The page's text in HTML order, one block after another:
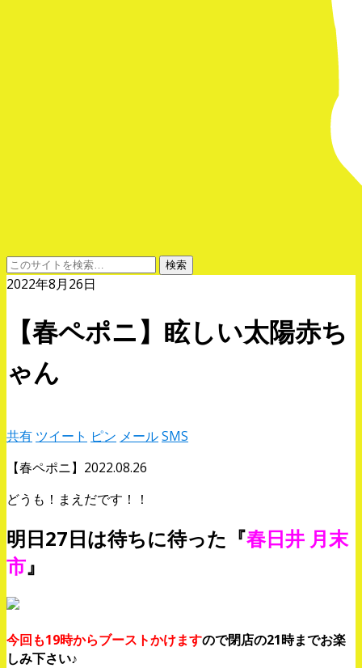
2022年8月26日
【春ペポニ】眩しい太陽赤ち
ゃん
共有 ツイート ピン メールSMS
【春ペポニ】2022.08.26
どうも！まえだです！！
明日27日は待ちに待った『春日井 月末
市』
今回も19時からブーストかけますので閉店の21時までお楽
しみ下さい♪